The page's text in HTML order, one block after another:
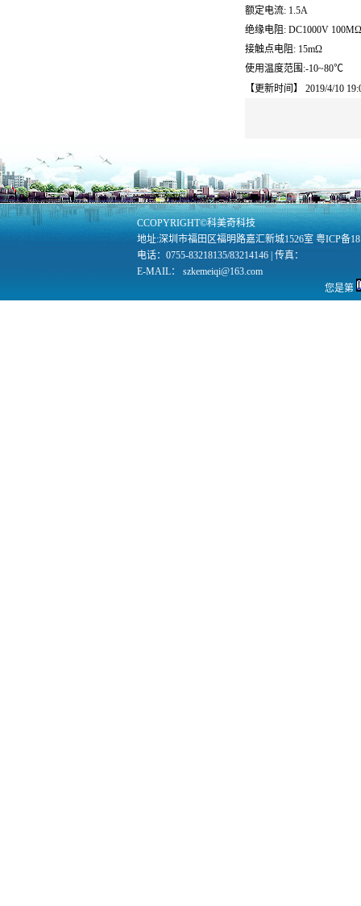
额定电流: 1.5A
绝缘电阻: DC1000V
接触点电阻: 15mΩ
使用温度范围:-10~80℃
【更新时间】 2019/4/10
CCOPYRIGHT©科美奇科技
地址:深圳市福田区福明路嘉汇新城1526室 粤ICP备
电话：0755-83218135/83214146 | 传真：
E-MAIL： szkemeiqi@163.com
您是第